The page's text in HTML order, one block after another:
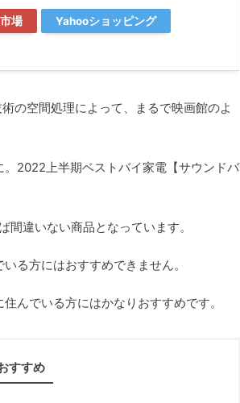
場 Yahooショッピング
の空間処理によって、まるで映画館のよ
。2022上半期ベストバイ家電【サウンドバ
違いない商品となっています。
る方にはおすすめできません。
んでいる方にはかなりおすすめです。
すすめ